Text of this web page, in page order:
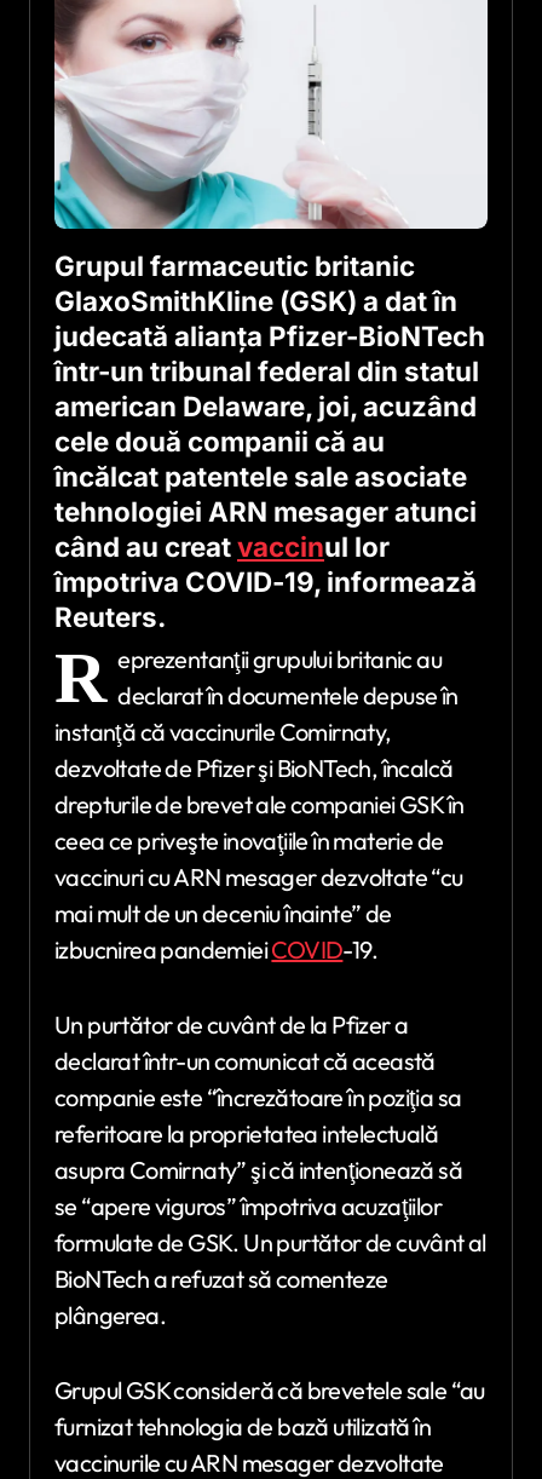
Grupul farmaceutic britanic
GlaxoSmithKline (GSK) a dat în
judecată alianţa Pfizer-BioNTech
într-un tribunal federal din statul
american Delaware, joi, acuzând
cele două companii că au
încălcat patentele sale asociate
tehnologiei ARN mesager atunci
când au creatvaccinul lor
împotriva COVID-19, informează
Reuters.
R eprezentanţii grupului britanic au
declarat în documentele depuse în
instanţă că vaccinurile Comirnaty,
dezvoltate de Pfizer şi BioNTech, încalcă
drepturile de brevet ale companiei GSK în
ceea ce priveşte inovaţiile în materie de
vaccinuri cu ARN mesager dezvoltate “cu
mai mult de un deceniu înainte” de
izbucnirea pandemieiCOVID-19.
Un purtător de cuvânt de la Pfizer a
declarat într-un comunicat că această
companie este “încrezătoare în poziţia sa
referitoare la proprietatea intelectuală
asupra Comirnaty” şi că intenţionează să
se “apere viguros” împotriva acuzaţiilor
formulate de GSK. Un purtător de cuvânt al
BioNTech a refuzat să comenteze
plângerea.
Grupul GSK consideră că brevetele sale “au
furnizat tehnologia de bază utilizată în
vaccinurile cu ARN mesager dezvoltate